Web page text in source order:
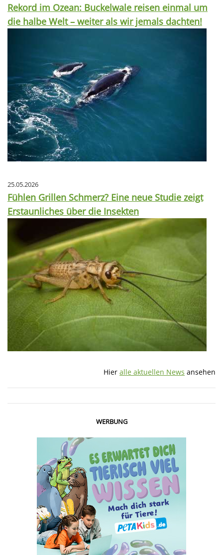
Rekord im Ozean: Buckelwale reisen einmal um
die halbe Welt – weiter als wir jemals dachten!
25.05.2026
Fühlen Grillen Schmerz? Eine neue Studie zeigt
Erstaunliches über die Insekten
Hier alle aktuellen News ansehen
WERBUNG